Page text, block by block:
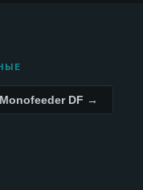
Monofeeder DF →